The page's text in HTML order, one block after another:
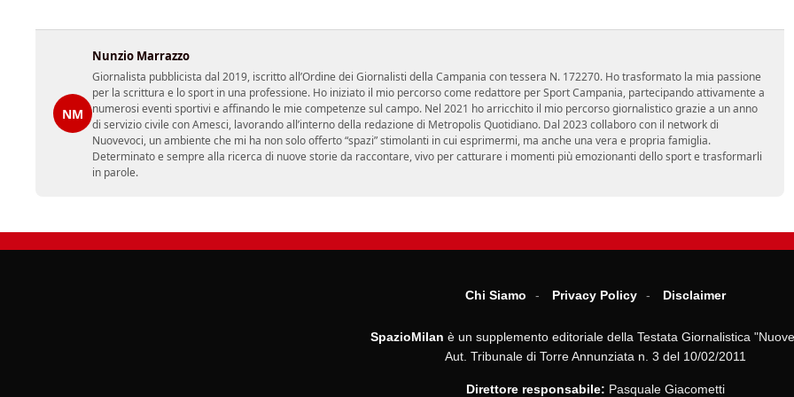
NM
Nunzio Marrazzo
Giornalista pubblicista dal 2019, iscritto all’Ordine dei Giornalisti della Campania con tessera N. 172270. Ho trasformato la mia passione
per la scrittura e lo sport in una professione. Ho iniziato il mio percorso come redattore per Sport Campania, partecipando attivamente a
numerosi eventi sportivi e affinando le mie competenze sul campo. Nel 2021 ho arricchito il mio percorso giornalistico grazie a un anno
di servizio civile con Amesci, lavorando all’interno della redazione di Metropolis Quotidiano. Dal 2023 collaboro con il network di
Nuovevoci, un ambiente che mi ha non solo offerto “spazi” stimolanti in cui esprimermi, ma anche una vera e propria famiglia.
Determinato e sempre alla ricerca di nuove storie da raccontare, vivo per catturare i momenti più emozionanti dello sport e trasformarli
in parole.
Chi Siamo Privacy Policy Disclaimer
SpazioMilan è un supplemento editoriale della Testata Giornalistica
Aut. Tribunale di Torre Annunziata n. 3 del 10/02/2011
Direttore responsabile: Pasquale Giacometti